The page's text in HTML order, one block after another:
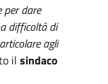
per dare
difficoltà di
agli
il sindaco